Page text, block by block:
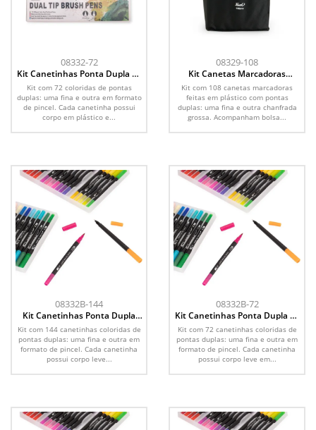
08332-72
Kit Canetinhas Ponta Dupla 72
Cores
Kit com 72 coloridas de pontas
duplas: uma fina e outra em formato
de pincel. Cada canetinha possui
corpo em plástico e...
08329-108
Kit Canetas Marcadoras
Pontas Duplas 108 Cores
Kit com 108 canetas marcadoras
feitas em plástico com pontas
duplas: uma fina e outra chanfrada
grossa. Acompanham bolsa...
08332B-144
Kit Canetinhas Ponta Dupla
144 Cores
Kit com 144 canetinhas coloridas de
pontas duplas: uma fina e outra em
formato de pincel. Cada canetinha
possui corpo leve...
08332B-72
Kit Canetinhas Ponta Dupla 72
Cores
Kit com 72 canetinhas coloridas de
pontas duplas: uma fina e outra em
formato de pincel. Cada canetinha
possui corpo leve em...